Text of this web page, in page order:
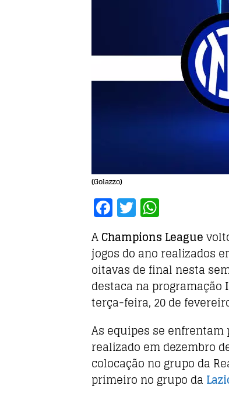
(Golazzo)
F
a
c
e
b
o
o
k
T
w
it
te
r
h
at
s
A
p
p
AChampions League
jogos do ano realizados
oitavas de final nesta
destaca na programação
terça-feira, 20 de
As equipes se
realizado em dezembro
colocação no grupo da
primeiro no grupo da